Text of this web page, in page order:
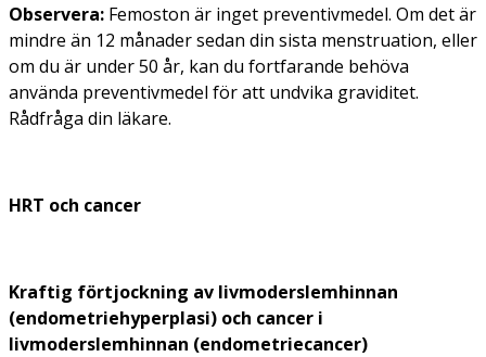
Observera: Femoston är inget preventivmedel. Om det är
mindre än 12 månader sedan din sista menstruation, eller
om du är under 50 år, kan du fortfarande behöva
använda preventivmedel för att undvika graviditet.
Rådfråga din läkare.
HRT och cancer
Kraftig förtjockning av livmoderslemhinnan
(endometriehyperplasi) och cancer i
livmoderslemhinnan (endometriecancer)